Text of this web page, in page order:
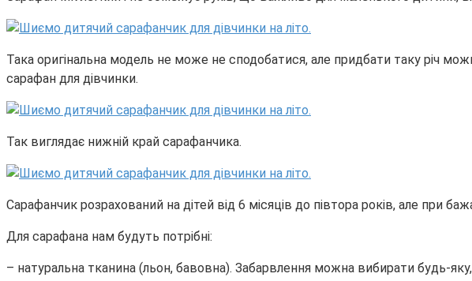
Така оригінальна модель не може не сподобатися, але придбати таку річ
сарафан для дівчинки.
Так виглядає нижній край сарафанчика.
Сарафанчик розрахований на дітей від 6 місяців до півтора років, але
Для сарафана нам будуть потрібні:
– натуральна тканина (льон, бавовна). Забарвлення можна вибирати будь-